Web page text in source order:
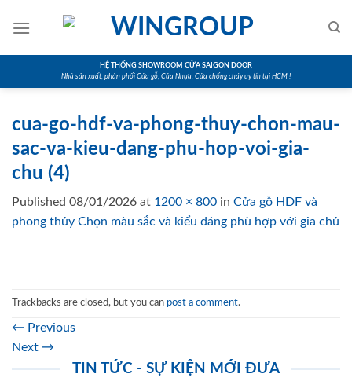
HỆ THỐNG SHOWROOM CỬA SAIGON DOOR
Nhà sản xuất, phân phối Cửa gỗ, Cửa Nhựa, Cửa chống cháy uy tín tại HCM !
cua-go-hdf-va-phong-thuy-chon-mau-
sac-va-kieu-dang-phu-hop-voi-gia-
chu (4)
Published 08/01/2026 at 1200 × 800 in Cửa gỗ HDF và
phong thủy Chọn màu sắc và kiểu dáng phù hợp với gia chủ
Trackbacks are closed, but you can post a comment.
← Previous
Next →
TIN TỨC - SỰ KIỆN MỚI ĐƯA